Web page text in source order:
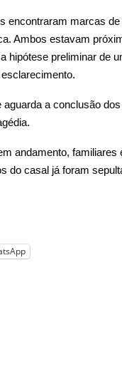
encontraram marcas
Ambos estavam
hipótese preliminar de
a conclusão
andamento,
do casal já foram